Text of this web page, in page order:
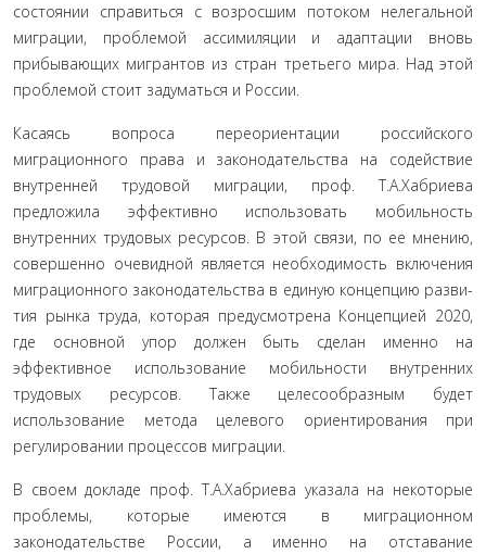
состоянии справиться с возросшим потоком нелегальной
миграции, пробле­мой ассимиляции и адаптации вновь
прибывающих мигрантов из стран третьего мира. Над этой
пробле­мой стоит задуматься и России.
Касаясь вопроса переориентации российско­го
миграционного права и законодательства на со­действие
внутренней трудовой миграции, проф. Т.А.Хабриева
предложила эффективно использо­вать мобильность
внутренних трудовых ресурсов. В этой связи, по ее мнению,
совершенно очевидной является необходимость включения
миграционно­го законодательства в единую концепцию разви­
тия рынка труда, которая предусмотрена Концеп­цией 2020,
где основной упор должен быть сделан именно на
эффективное использование мобиль­ности внутренних
трудовых ресурсов. Также целе­сообразным будет
использование метода целевого ориентирования при
регулировании процессов ми­грации.
В своем докладе проф. Т.А.Хабриева указала на некоторые
проблемы, которые имеются в мигра­ционном
законодательстве России, а именно на от­ставание